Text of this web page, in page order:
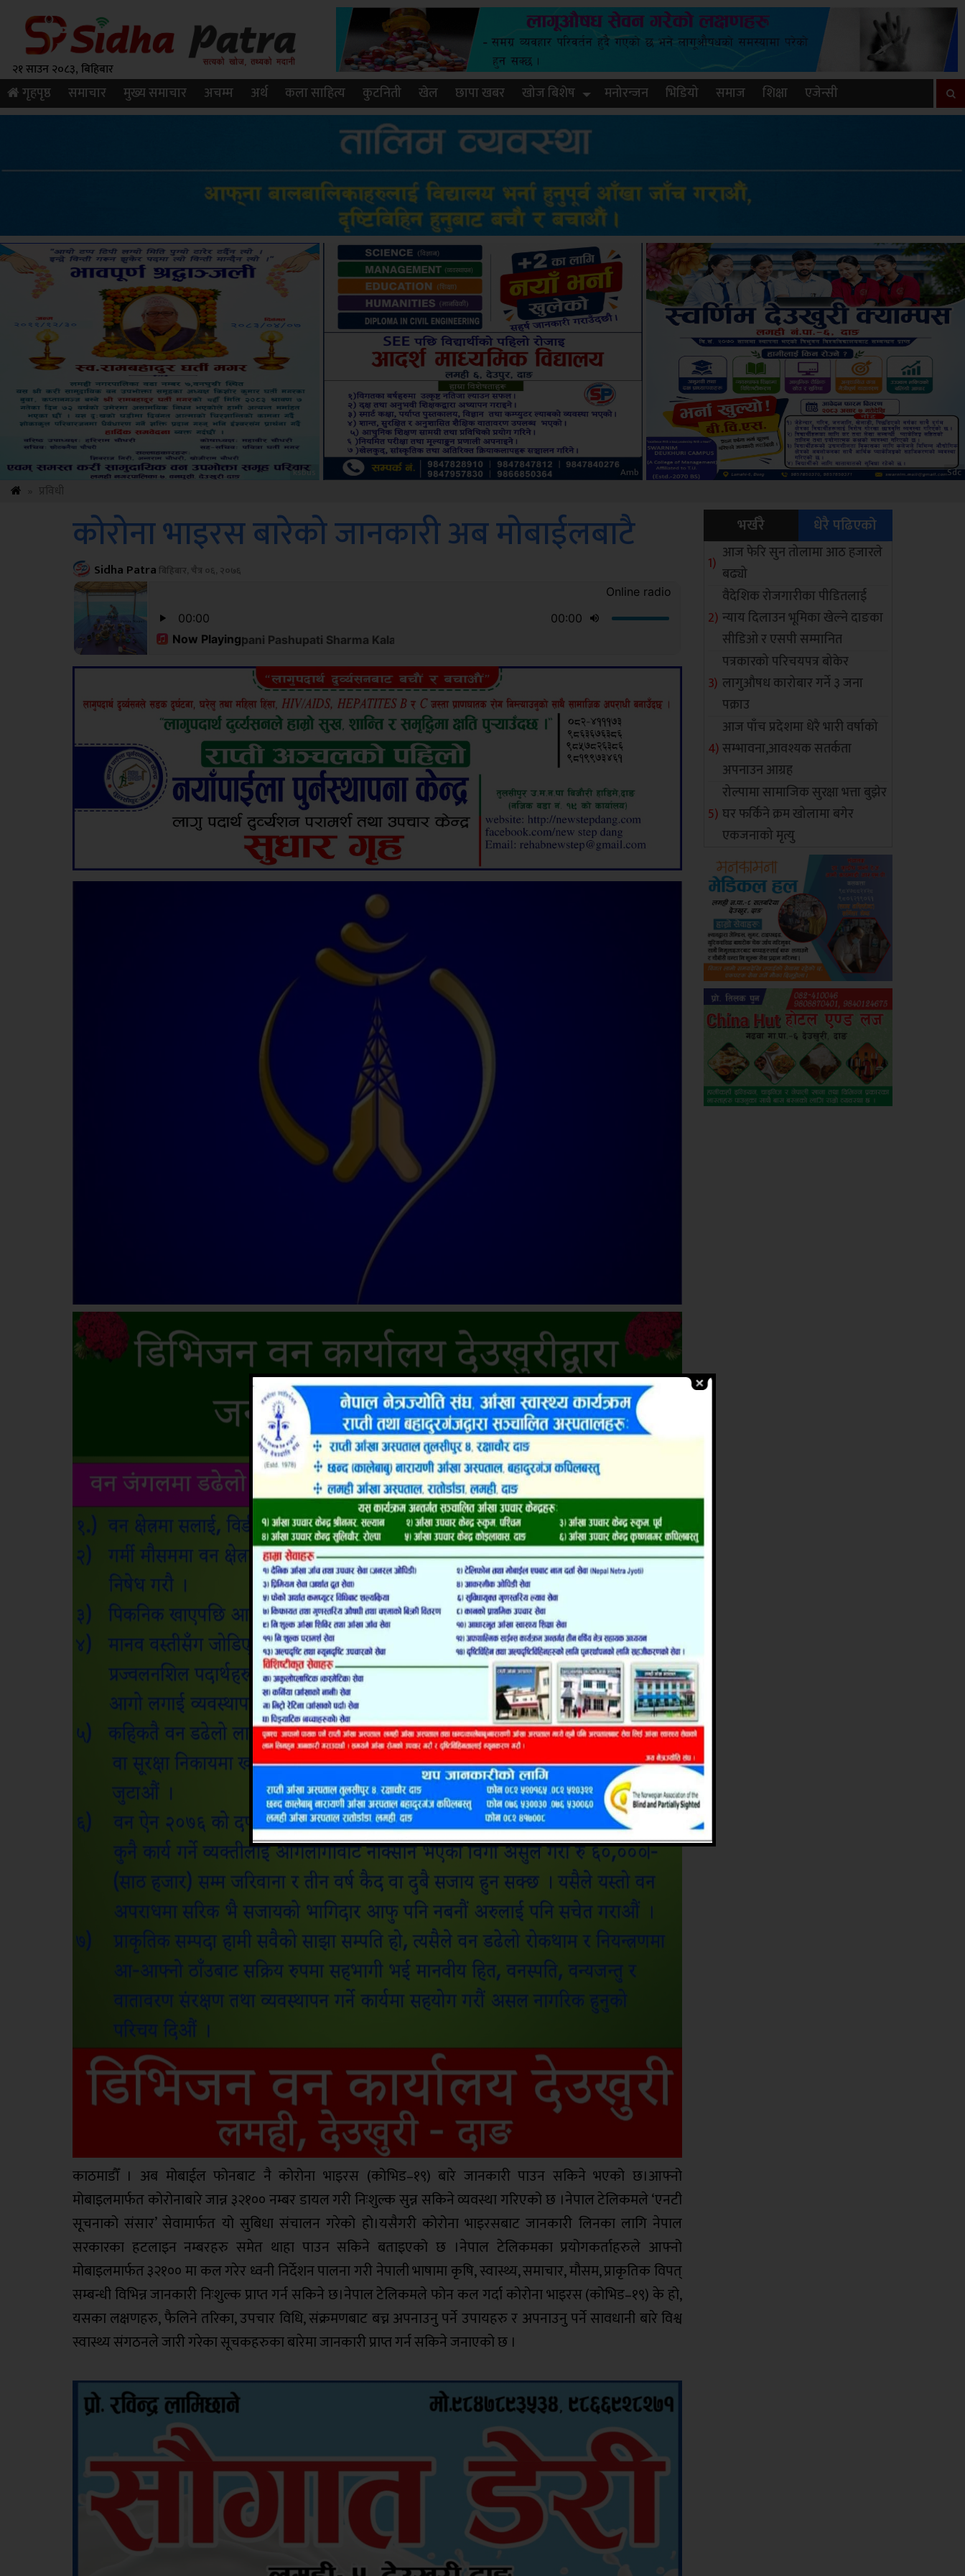
२१ साउन २०८३, बिहिबार
गृहपृष्ठ समाचार मुख्य समाचार अचम्म अर्थ कला साहित्य कुटनिती खेल छापा खबर खोज बिशेष मनोरन्जन भिडियो समाज शिक्षा एजेन्सी
Amb Sdc ksbus
कोरोना भाइरस बारेको जानकारी अब मोबाईलबाटै
Sidha Patraबिहिबार, चैत्र ०६, २०७६
काठमाडौँ । अब मोबाईल फोनबाट नै कोरोना भाइरस (कोभिड–१९) बारे जानकारी पाउन सकिने भएको छ।आफ्नो
मोबाइलमार्फत कोरोनाबारे जान्न ३२१०० नम्बर डायल गरी निःशुल्क सुन्न सकिने व्यवस्था गरिएको छ ।नेपाल टेलिकमले ‘एनटी
सूचनाको संसार’ सेवामार्फत यो सुबिधा संचालन गरेको हो।यसैगरी कोरोना भाइरसबाट जानकारी लिनका लागि नेपाल
सरकारका हटलाइन नम्बरहरु समेत थाहा पाउन सकिने बताइएको छ ।नेपाल टेलिकमका प्रयोगकर्ताहरुले आफ्नो
मोबाइलमार्फत ३२१०० मा कल गरेर ध्वनी निर्देशन पालना गरी नेपाली भाषामा कृषि, स्वास्थ्य, समाचार, मौसम, प्राकृतिक विपत्
सम्बन्धी विभिन्न जानकारी निःशुल्क प्राप्त गर्न सकिने छ।नेपाल टेलिकमले फोन कल गर्दा कोरोना भाइरस (कोभिड–१९) के हो,
यसका लक्षणहरु, फैलिने तरिका, उपचार विधि, संक्रमणबाट बच्न अपनाउनु पर्ने उपायहरु र अपनाउनु पर्ने सावधानी बारे विश्व
स्वास्थ्य संगठनले जारी गरेका सूचकहरुका बारेमा जानकारी प्राप्त गर्न सकिने जनाएको छ ।
भर्खरै धेरै पढिएको
आज फेरि सुन तोलामा आठ हजारले
बढ्यो
वैदेशिक रोजगारीका पीडितलाई
न्याय दिलाउन भूमिका खेल्ने दाङका
सीडिओ र एसपी सम्मानित
पत्रकारको परिचयपत्र बोकेर
लागुऔषध कारोबार गर्ने ३ जना
पक्राउ
आज पाँच प्रदेशमा धेरै भारी वर्षाको
सम्भावना,आवश्यक सतर्कता
अपनाउन आग्रह
रोल्पामा सामाजिक सुरक्षा भत्ता बुझेर
घर फर्किने क्रम खोलामा बगेर
एकजनाको मृत्यु